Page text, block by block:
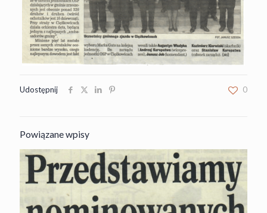
Udostępnij 0
Powiązane wpisy